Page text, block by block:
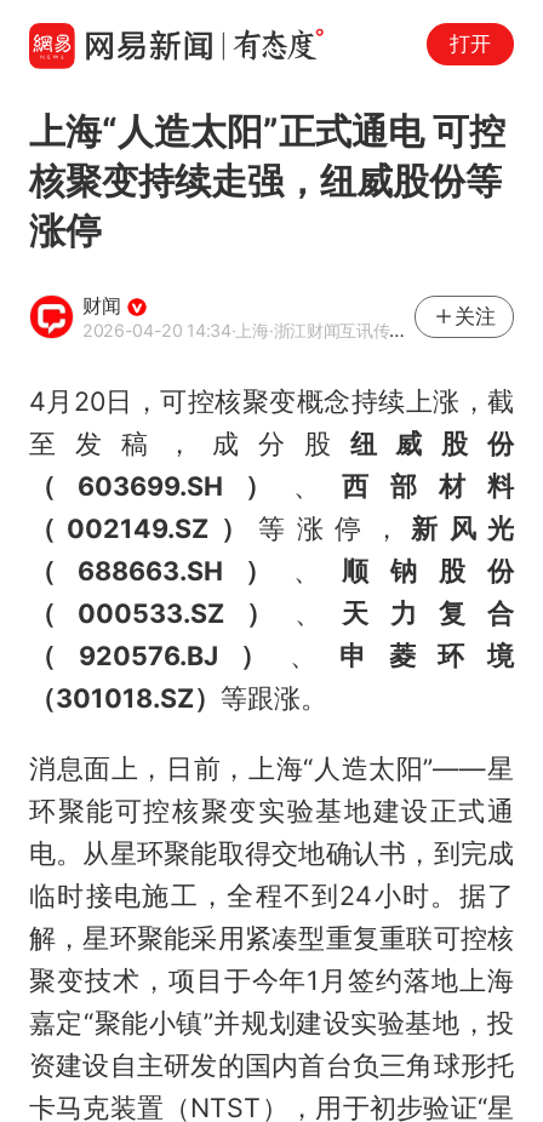
打开
上海“人造太阳”正式通电 可控
核聚变持续走强，纽威股份等
涨停
财闻
2026-04-20 14:34·上海·浙江财闻互讯传媒有限公司官方账号
关注
4月20日，可控核聚变概念持续上涨，截
至发稿，成分股 纽威股份
（603699.SH） 、西部材料
（002149.SZ）等涨停， 新风光
（688663.SH） 、 顺钠股份
（000533.SZ） 、 天力复合
（920576.BJ） 、 申菱环境
（301018.SZ） 等跟涨。
消息面上，日前，上海“人造太阳”——星
环聚能可控核聚变实验基地建设正式通
电。从星环聚能取得交地确认书，到完成
临时接电施工，全程不到24小时。据了
解，星环聚能采用紧凑型重复重联可控核
聚变技术，项目于今年1月签约落地上海
嘉定“聚能小镇”并规划建设实验基地，投
资建设自主研发的国内首台负三角球形托
卡马克装置（NTST），用于初步验证“星